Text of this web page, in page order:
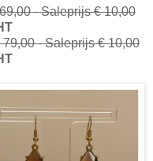
- Saleprijs € 10,00
- Saleprijs € 10,00